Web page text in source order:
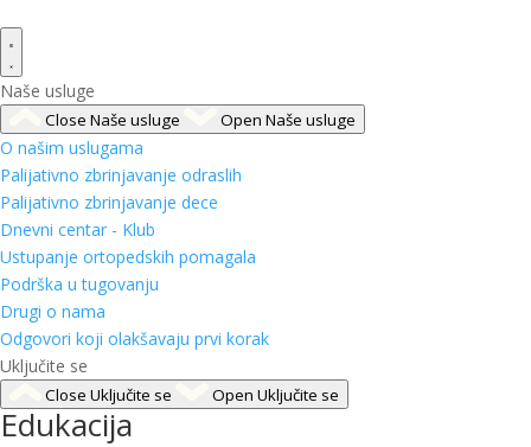
Naše usluge
Close Naše usluge Open Naše usluge
O našim uslugama
Palijativno zbrinjavanje odraslih
Palijativno zbrinjavanje dece
Dnevni centar - Klub
Ustupanje ortopedskih pomagala
Podrška u tugovanju
Drugi o nama
Odgovori koji olakšavaju prvi korak
Uključite se
Close Uključite se Open Uključite se
Edukacija